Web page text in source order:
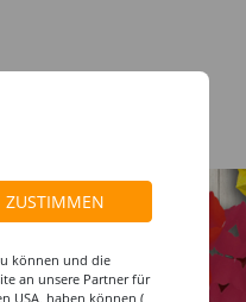
ZUSTIMMEN
können und die
an unsere Partner für
USA, haben können (